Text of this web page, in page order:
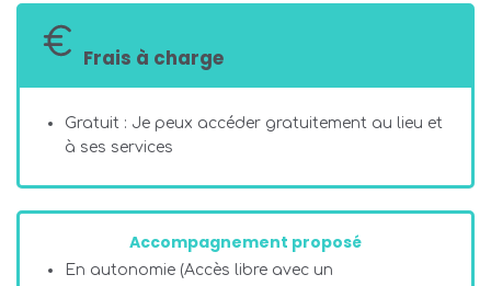
Frais à charge
Gratuit : Je peux accéder gratuitement au lieu et
à ses services
Accompagnement proposé
En autonomie (Accès libre avec un